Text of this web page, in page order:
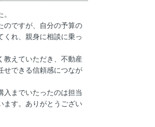
のですが、自分の予算の
くれ、親身に相談に乗っ
教えていただき、不動産
せできる信頼感につなが
入までいたったのは担当
ます。ありがとうござい